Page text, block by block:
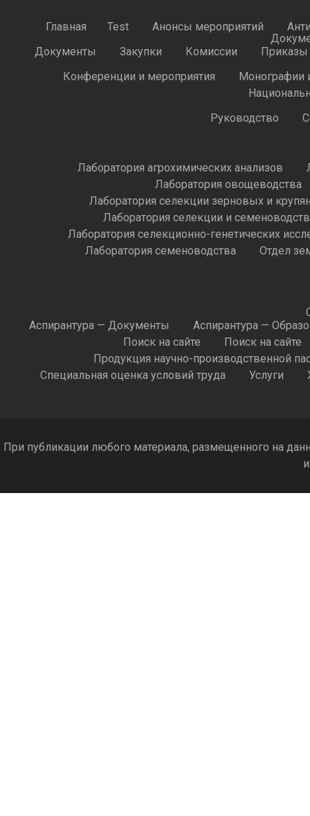
Главная Test Анонсы мероприятий
Документы
Закупки
Комиссии
Приказы
Конференции и мероприятия
Монографии
Руководство
Лаборатория агрохимических анализов
Лаборатория овощеводства
Лаборатория селекции зерновых и
Лаборатория селекции и
Лаборатория селекционно-генетических
Лаборатория семеноводства
Отдел
Аспирантура — Документы
Аспирантура —
Поиск на сайте
Поиск на сайте
Продукция научно-производственной
Специальная оценка условий труда
Услуги
При публикации любого материала, размещенного на